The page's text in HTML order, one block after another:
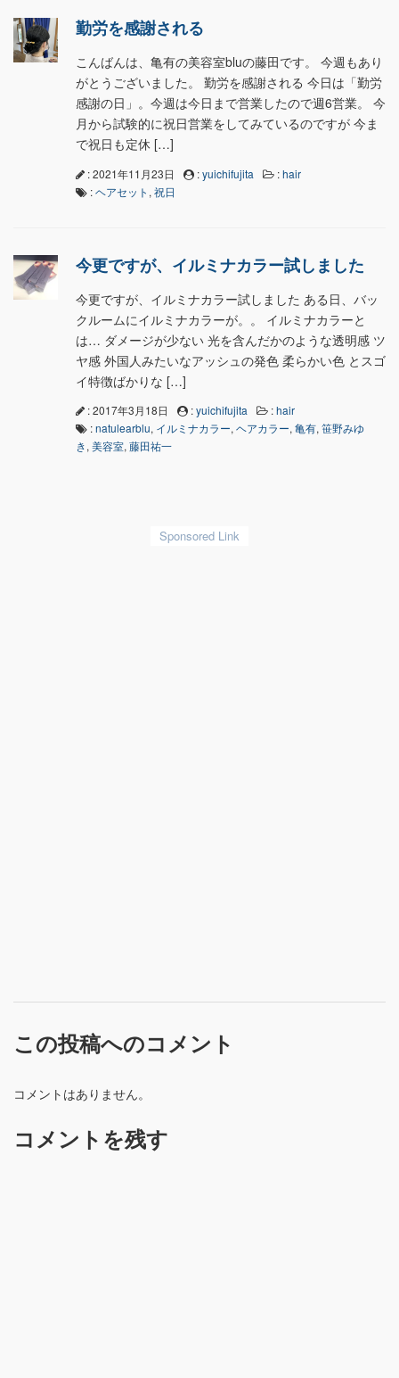
勤労を感謝される
こんばんは、亀有の美容室bluの藤田です。 今週もあり
がとうございました。 勤労を感謝される 今日は「勤労
感謝の日」。今週は今日まで営業したので週6営業。 今
月から試験的に祝日営業をしてみているのですが 今ま
で祝日も定休 […]
: 2021年11月23日 :yuichifujita :hair
:ヘアセット , 祝日
今更ですが、イルミナカラー試しました
今更ですが、イルミナカラー試しました ある日、バッ
クルームにイルミナカラーが。。 イルミナカラーと
は… ダメージが少ない 光を含んだかのような透明感 ツ
ヤ感 外国人みたいなアッシュの発色 柔らかい色 とスゴ
イ特徴ばかりな […]
: 2017年3月18日 :yuichifujita :hair
:natulearblu, イルミナカラー, ヘアカラー, 亀有, 笹野みゆ
き, 美容室, 藤田祐一
この投稿へのコメント
コメントはありません。
コメントを残す